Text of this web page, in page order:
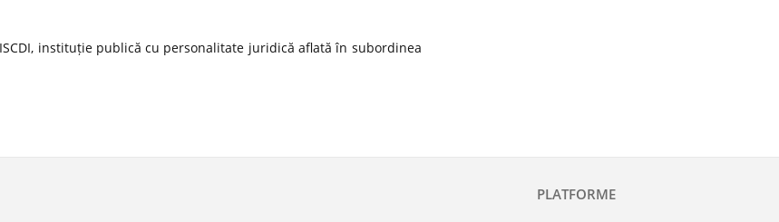
instituție publică cu personalitate juridică aflată în subordinea
PLATFORME